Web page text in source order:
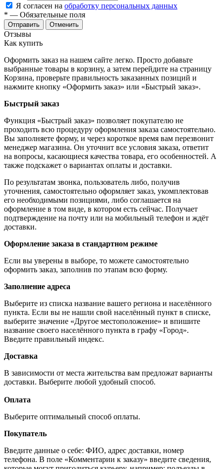
Я согласен на обработку персональных данных
* — Обязательные поля
Отменить
Отзывы
Как купить
Оформить заказ на нашем сайте легко. Просто добавьте
выбранные товары в корзину, а затем перейдите на страницу
Корзина, проверьте правильность заказанных позиций и
нажмите кнопку «Оформить заказ» или «Быстрый заказ».
Быстрый заказ
Функция «Быстрый заказ» позволяет покупателю не
проходить всю процедуру оформления заказа самостоятельно.
Вы заполняете форму, и через короткое время вам перезвонит
менеджер магазина. Он уточнит все условия заказа, ответит
на вопросы, касающиеся качества товара, его особенностей. А
также подскажет о вариантах оплаты и доставки.
По результатам звонка, пользователь либо, получив
уточнения, самостоятельно оформляет заказ, укомплектовав
его необходимыми позициями, либо соглашается на
оформление в том виде, в котором есть сейчас. Получает
подтверждение на почту или на мобильный телефон и ждёт
доставки.
Оформление заказа в стандартном режиме
Если вы уверены в выборе, то можете самостоятельно
оформить заказ, заполнив по этапам всю форму.
Заполнение адреса
Выберите из списка название вашего региона и населённого
пункта. Если вы не нашли свой населённый пункт в списке,
выберите значение «Другое местоположение» и впишите
название своего населённого пункта в графу «Город».
Введите правильный индекс.
Доставка
В зависимости от места жительства вам предложат варианты
доставки. Выберите любой удобный способ.
Оплата
Выберите оптимальный способ оплаты.
Покупатель
Введите данные о себе: ФИО, адрес доставки, номер
телефона. В поле «Комментарии к заказу» введите сведения,